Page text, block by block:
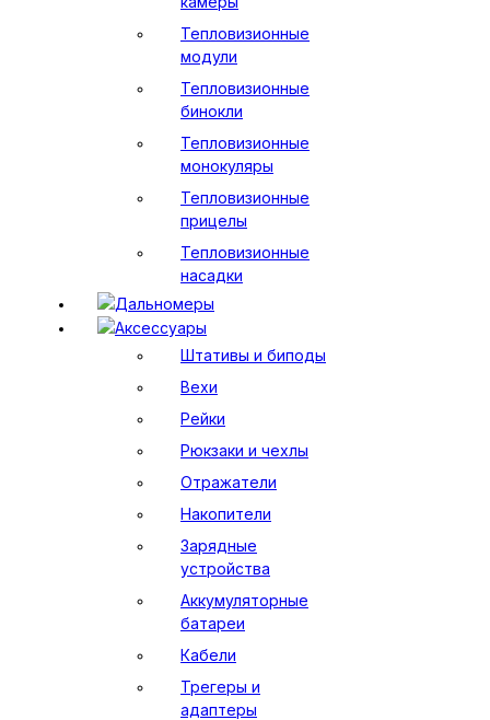
Тепловизионные
модули
Тепловизионные
бинокли
Тепловизионные
монокуляры
Тепловизионные
прицелы
Тепловизионные
насадки
Дальномеры
Аксессуары
Штативы и биподы
Вехи
Рейки
Рюкзаки и чехлы
Отражатели
Накопители
Зарядные
устройства
Аккумуляторные
батареи
Кабели
Трегеры и
адаптеры